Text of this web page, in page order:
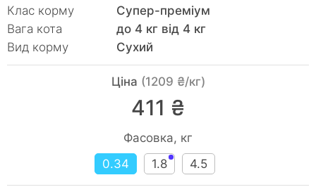
Клас корму
Супер-преміум
Вага кота
до 4 кг від 4 кг
Вид корму
Сухий
Ціна (1209 ₴/кг)
411 ₴
Фасовка, кг
0.34
1.8 4.5